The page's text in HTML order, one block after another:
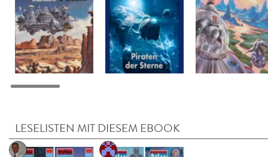
LESELISTEN MIT DIESEM EBOOK